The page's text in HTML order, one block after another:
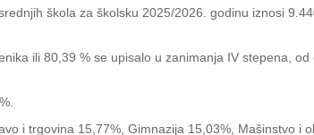
škola za školsku 2025/2026. godinu iznosi
ili 80,39 % se upisalo u zanimanja IV stepena,
i trgovina 15,77%, Gimnazija 15,03%, Mašinstvo i